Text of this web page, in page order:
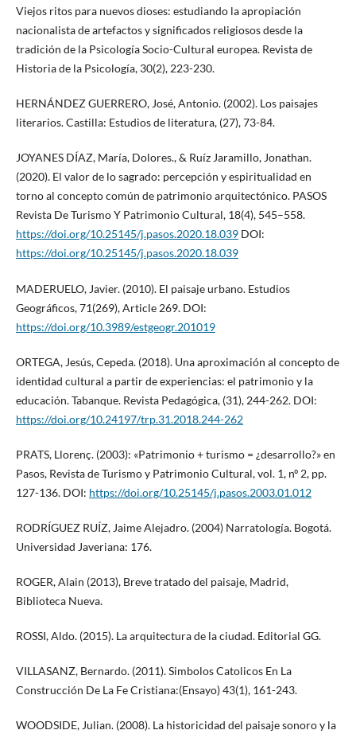
Viejos ritos para nuevos dioses: estudiando la apropiación
nacionalista de artefactos y significados religiosos desde la
tradición de la Psicología Socio-Cultural europea. Revista de
Historia de la Psicología, 30(2), 223-230.
HERNÁNDEZ GUERRERO, José, Antonio. (2002). Los paisajes
literarios. Castilla: Estudios de literatura, (27), 73-84.
JOYANES DÍAZ, María, Dolores., & Ruíz Jaramillo, Jonathan.
(2020). El valor de lo sagrado: percepción y espiritualidad en
torno al concepto común de patrimonio arquitectónico. PASOS
Revista De Turismo Y Patrimonio Cultural, 18(4), 545–558.
https://doi.org/10.25145/j.pasos.2020.18.039DOI:
https://doi.org/10.25145/j.pasos.2020.18.039
MADERUELO, Javier. (2010). El paisaje urbano. Estudios
Geográficos, 71(269), Article 269. DOI:
https://doi.org/10.3989/estgeogr.201019
ORTEGA, Jesús, Cepeda. (2018). Una aproximación al concepto de
identidad cultural a partir de experiencias: el patrimonio y la
educación. Tabanque. Revista Pedagógica, (31), 244-262. DOI:
https://doi.org/10.24197/trp.31.2018.244-262
PRATS, Llorenç. (2003): «Patrimonio + turismo = ¿desarrollo?» en
Pasos, Revista de Turismo y Patrimonio Cultural, vol. 1, nº 2, pp.
127-136. DOI: https://doi.org/10.25145/j.pasos.2003.01.012
RODRÍGUEZ RUÍZ, Jaime Alejadro. (2004) Narratología. Bogotá.
Universidad Javeriana: 176.
ROGER, Alain (2013), Breve tratado del paisaje, Madrid,
Biblioteca Nueva.
ROSSI, Aldo. (2015). La arquitectura de la ciudad. Editorial GG.
VILLASANZ, Bernardo. (2011). Simbolos Catolicos En La
Construcción De La Fe Cristiana:(Ensayo) 43(1), 161-243.
WOODSIDE, Julian. (2008). La historicidad del paisaje sonoro y la